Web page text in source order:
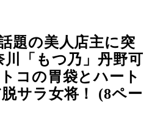
題の美人店主に突
「もつ乃」丹野可
コの胃袋とハート
サラ女将！ (8ペー